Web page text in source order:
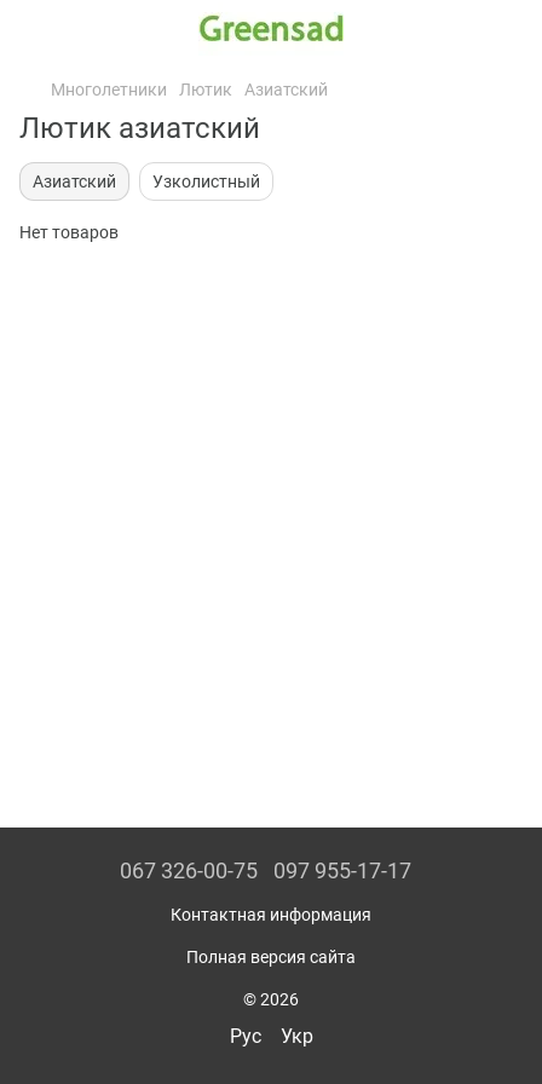
Многолетники Лютик Азиатский
Лютик азиатский
Азиатский Узколистный
Нет товаров
067 326-00-75 097 955-17-17
Контактная информация
Полная версия сайта
© 2026
Рус Укр